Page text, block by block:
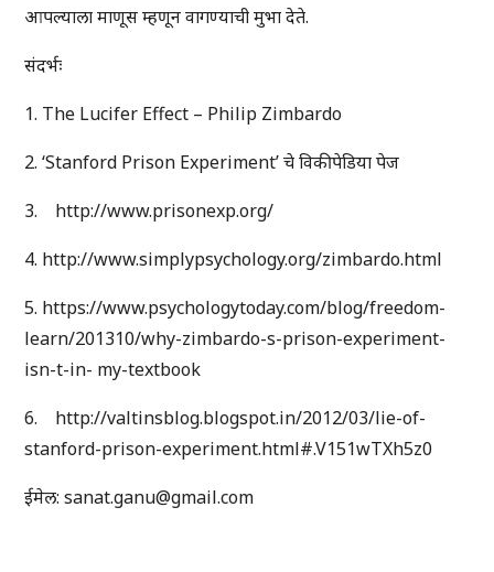
आपल्याला माणूस म्हणून वागण्याची मुभा देते.
संदर्भः
1. The Lucifer Effect – Philip Zimbardo
2. ‘Stanford Prison Experiment’ चे विकीपेडिया पेज
3. http://www.prisonexp.org/
4. http://www.simplypsychology.org/zimbardo.html
5. https://www.psychologytoday.com/blog/freedom-
learn/201310/why-zimbardo-s-prison-experiment-
isn-t-in- my-textbook
6. http://valtinsblog.blogspot.in/2012/03/lie-of-
stanford-prison-experiment.html#.V151wTXh5z0
ईमेल: sanat.ganu@gmail.com